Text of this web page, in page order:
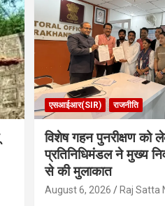
एसआईआर(SIR) राजनीति
विशेष गहन पुनरीक्षण को
प्रतिनिधिमंडल ने मुख्य
से की मुलाकात
August 6, 2026 Raj Satta